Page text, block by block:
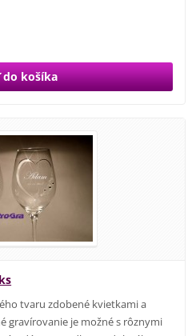
tvaru zdobené kvietkami a
gravírovanie je možné s rôznymi